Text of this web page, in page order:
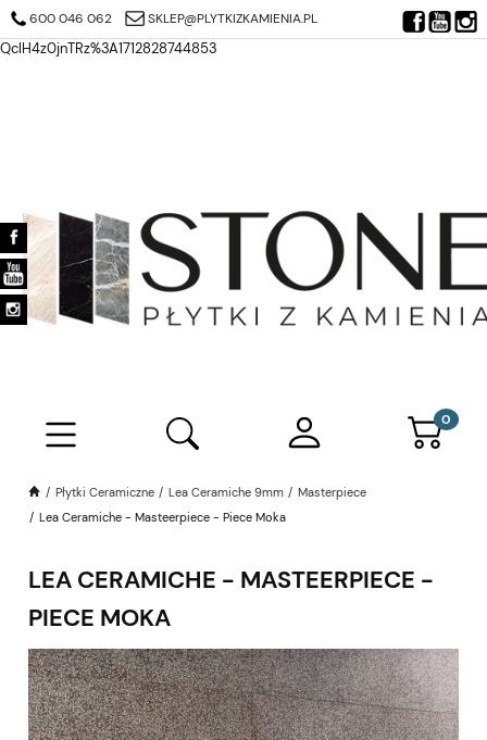
https://search.google.com/search-console/verification-download?
QclH4z0jnTRz%3A1712828744853
600 046 062 SKLEP@PLYTKIZKAMIENIA.PL
Płytki Ceramiczne Lea Ceramiche 9mm
Masterpiece
Lea Ceramiche - Masteerpiece - Piece Moka
LEA CERAMICHE - MASTEERPIECE -
PIECE MOKA